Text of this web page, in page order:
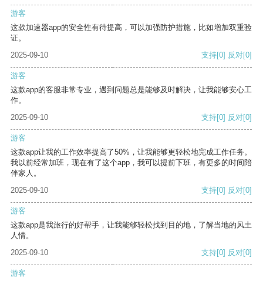
游客
这款加速器app的安全性有待提高，可以加强防护措施，比如增加双重验
证。
2025-09-10
支持[0] 反对[0]
游客
这款app的客服非常专业，遇到问题总是能够及时解决，让我能够安心工
作。
2025-09-10
支持[0] 反对[0]
游客
这款app让我的工作效率提高了50%，让我能够更轻松地完成工作任务。
我以前经常加班，现在有了这个app，我可以提前下班，有更多的时间陪
伴家人。
2025-09-10
支持[0] 反对[0]
游客
这款app是我旅行的好帮手，让我能够轻松找到目的地，了解当地的风土
人情。
2025-09-10
支持[0] 反对[0]
游客